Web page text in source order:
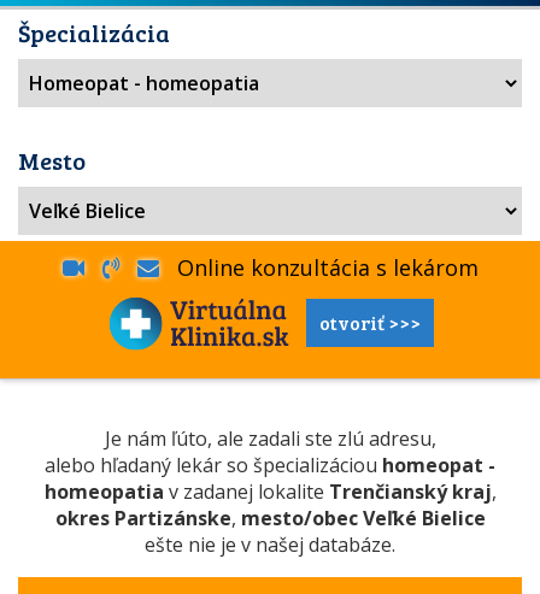
Špecializácia
Mesto
Online konzultácia s lekárom
otvoriť >>>
Je nám ľúto, ale zadali ste zlú adresu,
alebo hľadaný lekár so špecializáciou homeopat -
homeopatia v zadanej lokalite Trenčianský kraj,
okres Partizánske, mesto/obec Veľké Bielice
ešte nie je v našej databáze.